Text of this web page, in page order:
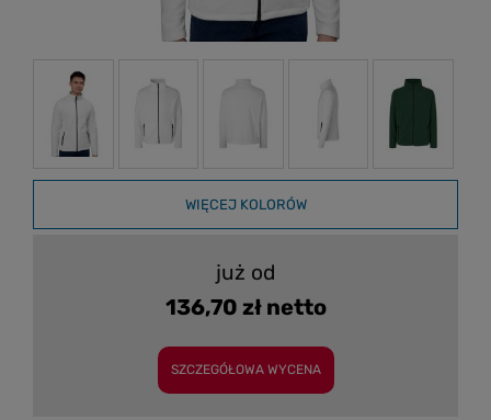
WIĘCEJ KOLORÓW
już od
136,70 zł netto
SZCZEGÓŁOWA WYCENA